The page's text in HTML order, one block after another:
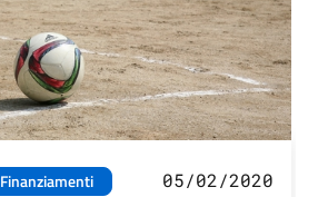
Finanziamenti
05/02/2020